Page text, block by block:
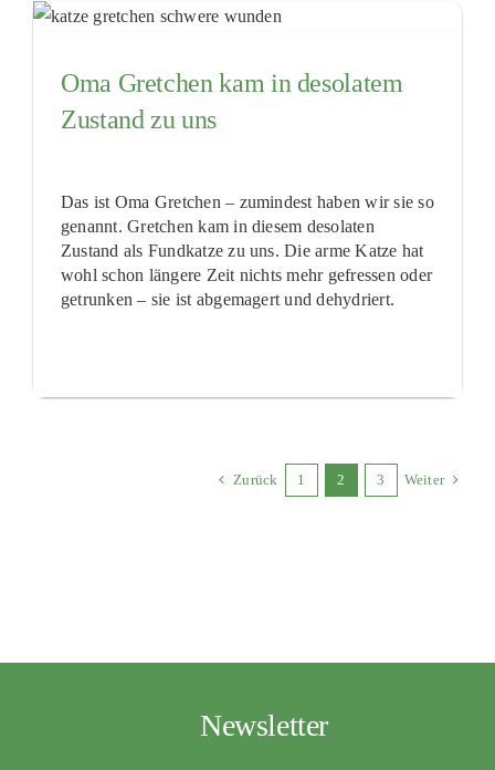
Oma Gretchen kam in desolatem
Zustand zu uns
Das ist Oma Gretchen – zumindest haben wir sie so
genannt. Gretchen kam in diesem desolaten
Zustand als Fundkatze zu uns. Die arme Katze hat
wohl schon längere Zeit nichts mehr gefressen oder
getrunken – sie ist abgemagert und dehydriert.
Zurück 1 2 3 Weiter
Newsletter